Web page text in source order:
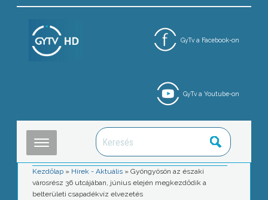
GyTv a Facebook-on
GyTv a Youtube-on
Kezdőlap » Hírek - Aktuális »Gyöngyösön az északi
városrész 36 utcájában, június elején megkezdődik a
belterületi csapadékvíz elvezetés